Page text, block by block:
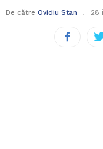
De către Ovidiu Stan 28